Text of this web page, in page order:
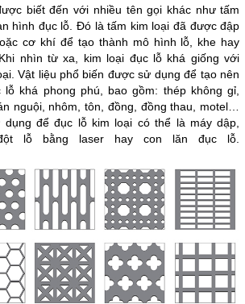
biết đến với nhiều tên gọi khác như tấm
hình đục lỗ. Đó là tấm kim loại đã được đập
cơ khí để tạo thành mô hình lỗ, khe hay
nhìn từ xa, kim loại đục lỗ khá giống với
Vật liệu phổ biến được sử dụng để tạo nên
khá phong phú, bao gồm: thép không gỉ,
nguội, nhôm, tôn, đồng, đồng thau, motel…
để đục lỗ kim loại có thể là máy dập,
lỗ bằng laser hay con lăn đục lỗ.